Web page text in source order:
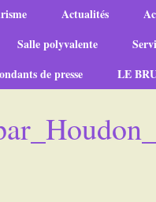
Actualités
Salle polyvalente
de presse
LE